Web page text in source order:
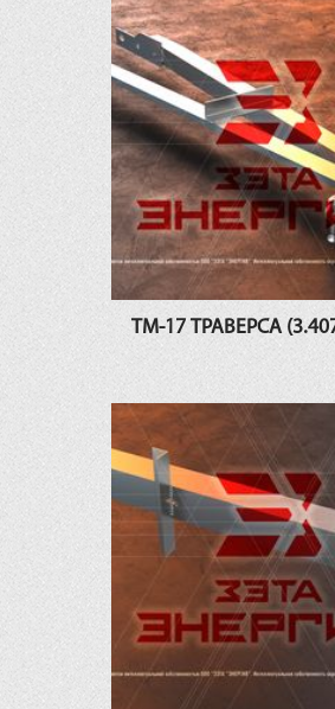
ТМ-17 ТРАВЕРСА